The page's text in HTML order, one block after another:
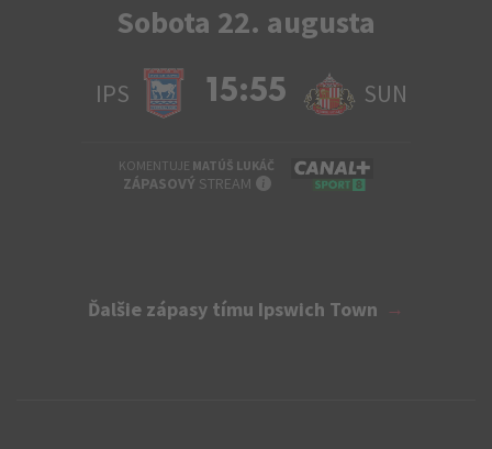
Sobota 22. augusta
IPS 15:55 SUN
KOMENTUJE MATÚŠ LUKÁČ
ZÁPASOVÝ STREAM INFO
Ďalšie zápasy tímu Ipswich Town